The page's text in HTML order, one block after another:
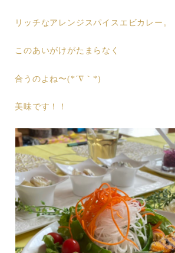
リッチなアレンジスパイスエビカレー。
このあいがけがたまらなく
合うのよね〜(*´∇｀*)
美味です！！